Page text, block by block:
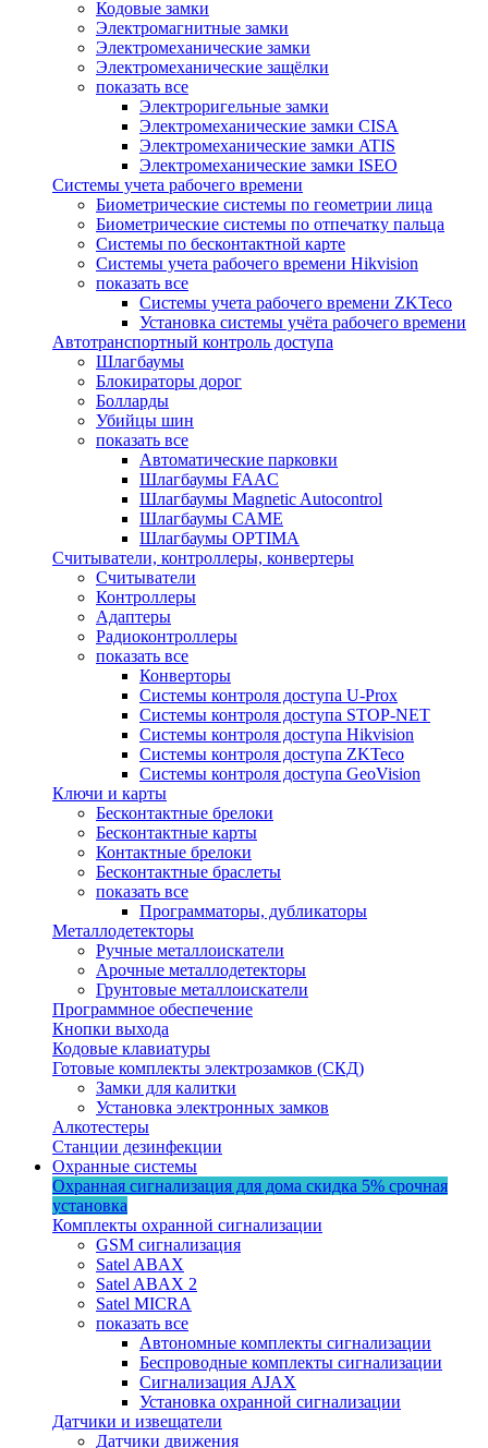
Кодовые замки
Электромагнитные замки
Электромеханические замки
Электромеханические защёлки
показать все
Электроригельные замки
Электромеханические замки CISA
Электромеханические замки ATIS
Электромеханические замки ISEO
Системы учета рабочего времени
Биометрические системы по геометрии лица
Биометрические системы по отпечатку пальца
Системы по бесконтактной карте
Системы учета рабочего времени Hikvision
показать все
Системы учета рабочего времени ZKTeco
Установка системы учёта рабочего времени
Автотранспортный контроль доступа
Шлагбаумы
Блокираторы дорог
Болларды
Убийцы шин
показать все
Автоматические парковки
Шлагбаумы FAAC
Шлагбаумы Magnetic Autocontrol
Шлагбаумы CAME
Шлагбаумы OPTIMA
Считыватели, контроллеры, конвертеры
Считыватели
Контроллеры
Адаптеры
Радиоконтроллеры
показать все
Конверторы
Системы контроля доступа U-Prox
Системы контроля доступа STOP-NET
Системы контроля доступа Hikvision
Системы контроля доступа ZKTeco
Системы контроля доступа GeoVision
Ключи и карты
Бесконтактные брелоки
Бесконтактные карты
Контактные брелоки
Бесконтактные браслеты
показать все
Программаторы, дубликаторы
Металлодетекторы
Ручные металлоискатели
Арочные металлодетекторы
Грунтовые металлоискатели
Программное обеспечение
Кнопки выхода
Кодовые клавиатуры
Готовые комплекты электрозамков (СКД)
Замки для калитки
Установка электронных замков
Алкотестеры
Станции дезинфекции
Охранные системы
Охранная сигнализация для дома скидка 5% срочная
установка
Комплекты охранной сигнализации
GSM сигнализация
Satel ABAX
Satel ABAX 2
Satel MICRA
показать все
Автономные комплекты сигнализации
Беспроводные комплекты сигнализации
Сигнализация AJAX
Установка охранной сигнализации
Датчики и извещатели
Датчики движения